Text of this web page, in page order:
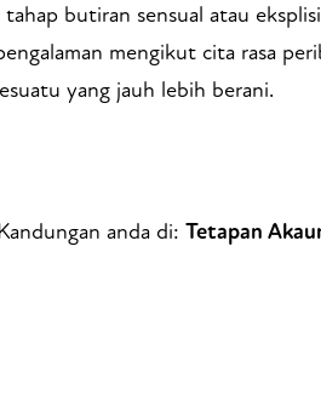
butiran sensual atau
mengikut cita rasa
yang jauh lebih berani.
anda di: Tetapan